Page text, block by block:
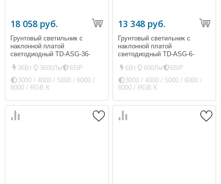
18 058 руб.
Грунтовый светильник с
наклонной платой
светодиодный TD-ASG-36-
36Вт
3600Лм
65IP
3000 / 4000 / 5000 / 6000 /
8000 / RGB К
13 348 руб.
Грунтовый светильник с
наклонной платой
светодиодный TD-ASG-6-
6Вт
600Лм
65IP
3000 / 4000 / 5000 / 6000 /
8000 / RGB К